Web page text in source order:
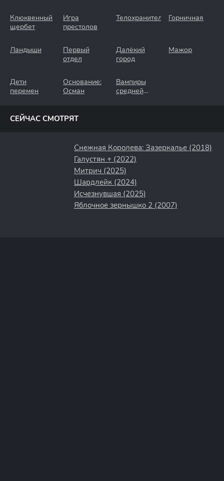
Клюквенный
щербет
Игра
престолов
Телохранители Горничная
Ландыши
Первый
отдел
Далёкий
город
Мажор
Дети
перемен
Основание:
Осман
Вампиры
средней
СЕЙЧАС СМОТРЯТ
Снежная Королева: Зазеркалье (2018)
Галустян + (2022)
Митрич (2025)
Шардлейк (2024)
Исчезнувшая (2025)
Яблочное зернышко 2 (2007)